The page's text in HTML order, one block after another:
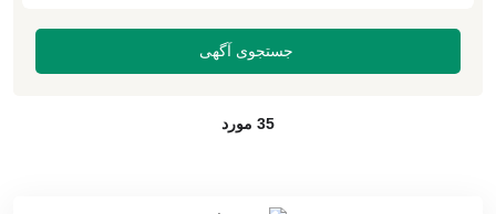
35 مورد